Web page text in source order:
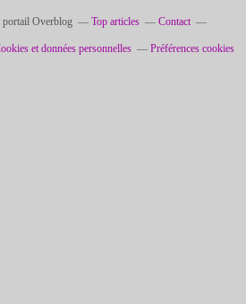
Overblog Top articles Contact
et données personnelles Préférences cookies